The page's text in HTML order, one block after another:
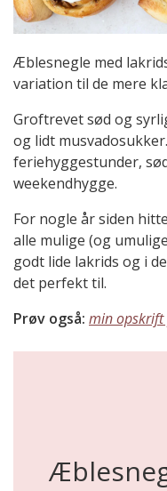
Æblesnegle med
variation til de mere
Groftrevet sød og
og lidt
feriehyggestunder,
weekendhygge.
For nogle år siden
alle mulige (og
godt lide lakrids og i
det perfekt til.
Prøv også: min opskrift